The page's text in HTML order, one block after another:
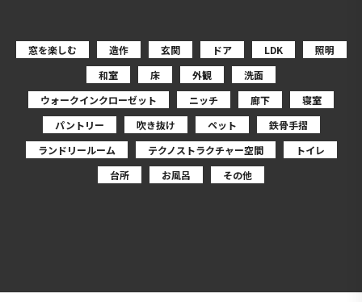
窓を楽しむ 造作 玄関 ドア LDK
照明
和室
床 外観
洗面
ウォークインクローゼット
ニッチ 廊下
寝室
パントリー
吹き抜け ペット
鉄骨手摺
ランドリールーム
テクノストラクチャー空間
トイレ
台所
お風呂 その他